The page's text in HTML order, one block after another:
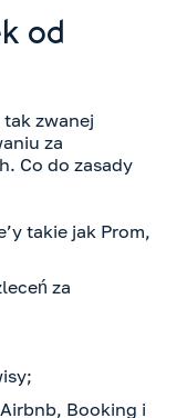
od
zwanej
za
Co do zasady
takie jak Prom,
za
Booking i